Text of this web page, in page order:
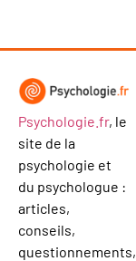
Psychologie.fr, le
site de la
psychologie et
du psychologue :
articles,
conseils,
questionnements,